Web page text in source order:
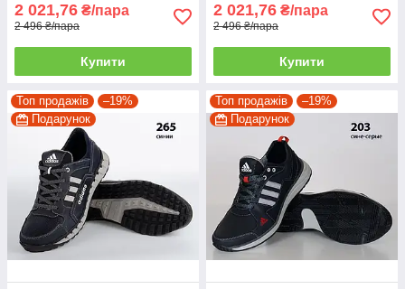
2 021,76 ₴/пара
2 496 ₴/пара
Купити
2 021,76 ₴/пара
2 496 ₴/пара
Купити
Топ продажів
–19%
Подарунок
Топ продажів
–19%
Подарунок